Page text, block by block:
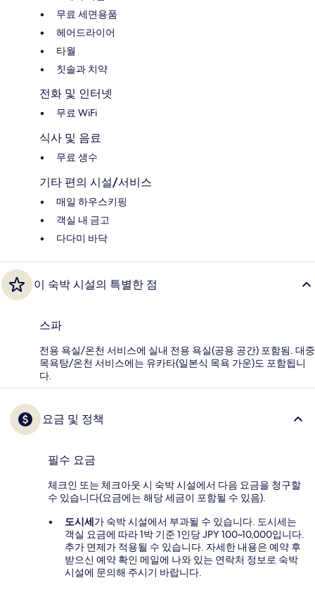
무료 세면용품
헤어드라이어
타월
칫솔과 치약
전화 및 인터넷
무료 WiFi
식사 및 음료
무료 생수
기타 편의 시설/서비스
매일 하우스키핑
객실 내 금고
다다미 바닥
이 숙박 시설의 특별한 점
스파
전용 욕실/온천 서비스에 실내 전용 욕실(공용 공간) 포함됨. 대중
목욕탕/온천 서비스에는 유카타(일본식 목욕 가운)도 포함됩니
다.
요금 및 정책
필수 요금
체크인 또는 체크아웃 시 숙박 시설에서 다음 요금을 청구할
수 있습니다(요금에는 해당 세금이 포함될 수 있음).
도시세가 숙박 시설에서 부과될 수 있습니다. 도시세는
객실 요금에 따라 1박 기준 1인당 JPY 100~10,000입니다.
추가 면제가 적용될 수 있습니다. 자세한 내용은 예약 후
받으신 예약 확인 메일에 나와 있는 연락처 정보로 숙박
시설에 문의해 주시기 바랍니다.